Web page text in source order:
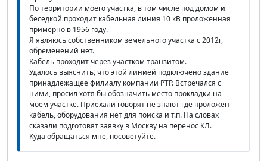
По территории моего участка, в том числе под домом и
беседкой проходит кабельная линия 10 кВ проложенная
примерно в 1956 году.
Я являюсь собственником земельного участка с 2012г,
обременений нет.
Кабель проходит через участком транзитом.
Удалось выяснить, что этой линией подключено здание
принадлежащее филиалу компании РТР. Встречался с
ними, просил хотя бы обозначить место прокладки на
моём участке. Приехали говорят не знают где проложен
кабель, оборудования нет для поиска и т.п. На словах
сказали подготовят заявку в Москву на перенос КЛ.
Куда обращаться мне, посоветуйте.